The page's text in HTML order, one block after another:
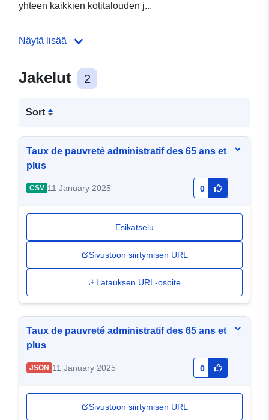
yhteen kaikkien kotitalouden j...
Näytä lisää
Jakelut 2
Sort
Taux de pauvreté administratif des 65 ans et
plus
CSV 11 January 2025 0
Esikatselu
Sivustoon siirtymisen URL
Latauksen URL-osoite
Taux de pauvreté administratif des 65 ans et
plus
JSON 11 January 2025 0
Sivustoon siirtymisen URL